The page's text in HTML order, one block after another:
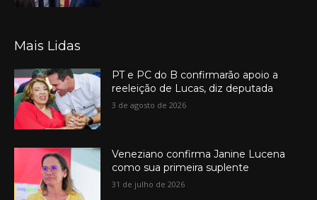
Mais Lidas
PT e PC do B confirmarão apoio a
reeleição de Lucas, diz deputada
3 de agosto de 2026
Veneziano confirma Janine Lucena
como sua primeira suplente
31 de julho de 2026